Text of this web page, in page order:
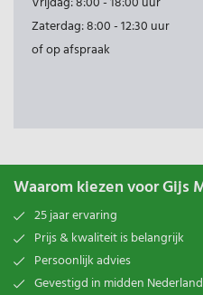
Zaterdag: 8:00 - 12:30 uur
of op afspraak
Waarom kiezen voor Gijs
25 jaar ervaring
Prijs & kwaliteit is belangrijk
Persoonlijk advies
Gevestigd in midden Nederland